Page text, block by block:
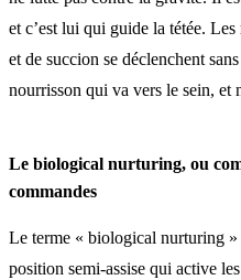
et c’est lui qui guide la tétée.
et de succion se déclenchent
nourrisson qui va vers le sein, et
Le biological nurturing, ou
commandes
Le terme « biological nurturing »
position semi-assise qui active